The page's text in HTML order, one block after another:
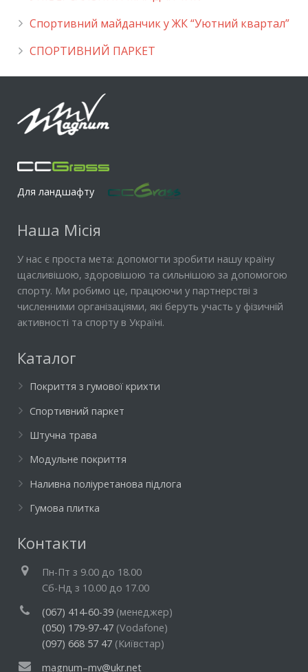
Cпортивний майданчик у ЖК “Уютний квартал”
СПОРТИВНИЙ ПАРКЕТ
Для ландшафту
Наша Місія
У нас є проста мета: допомогти зробити нашу країну
щасливішою, здоровішою та сильнішою за допомогою
спорту. Ми робимо це, працюючи у партнерстві з
численними організаціями, які беруть участь у фізичній
активності та спорту в Україні.
Каталог
Покриття з гумової крихти
Спортивний паркет
Штучна трава
Модульне покриття
Наливна поліуретанова підлога
Гумова плитка
Контакти
Пн-Пт з 9.00 до 18.00
Cб-Нд з 10.00 до 17.00
(067) 414-60-39 (менеджер)
(050) 179-97-47 (Vodafone)
(097) 668 57 47 (Київстар)
magnum–mv@ukr.net